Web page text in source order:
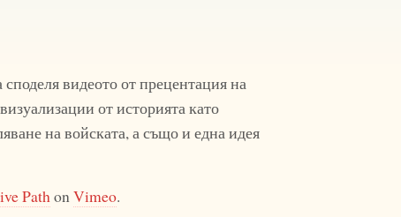
видеото от прецентация на
от историята като
на войската, а също и една идея
PathonVimeo.